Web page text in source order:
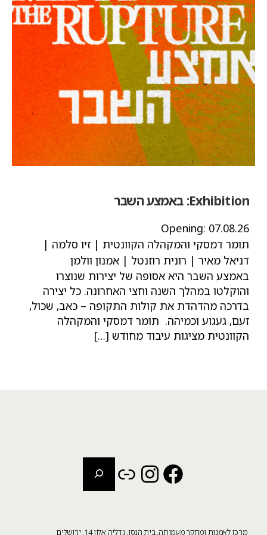
Exhibition: באמצע השבר
Opening: 07.08.26
תומר דמסקי והמקהלה הקוונטית | זיו סלמה |
דניאל מאיר | רונית רוזנטל | אמנון וולמן
באמצע השבר היא אסופה של יצירות שנוצרו
והוקלטו במהלך השנה וחצי האחרונה. כל יצירה
בדרכה מהדהדת את קולות התקופה – כאב, שכול,
זעם, געגוע וכמיהה. תומר דמסקי והמקהלה
הקוונטית מציגות עיבוד מחודש […]
מרכז לאמנות ומחקר מעמותה, בית הנסן, גדליה אלון 14, ירושלים
Facebook
Instagram
Link